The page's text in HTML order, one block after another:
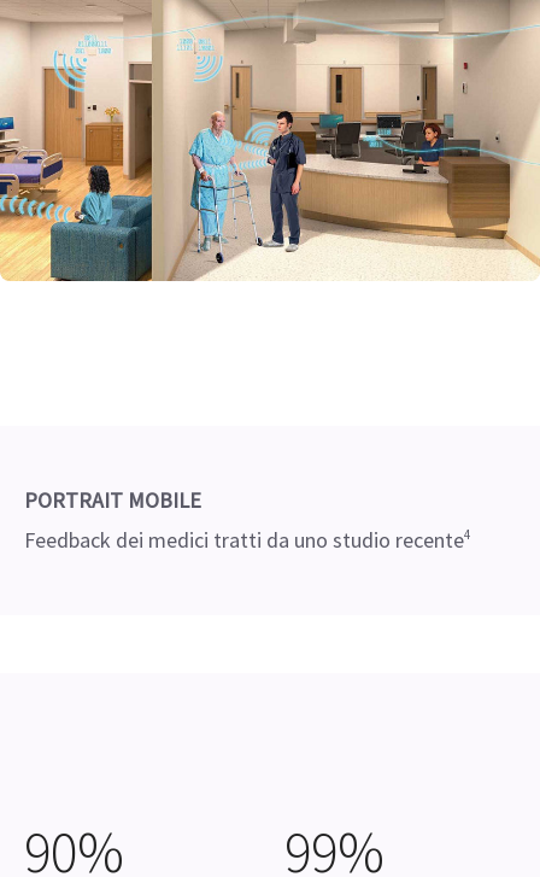
PORTRAIT MOBILE
Feedback dei medici tratti da uno studio recente4
90% 99%